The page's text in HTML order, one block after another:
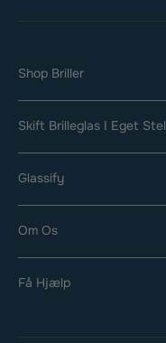
Shop Briller
Skift Brilleglas I Eget Stel
Glassify
Om Os
Få Hjælp